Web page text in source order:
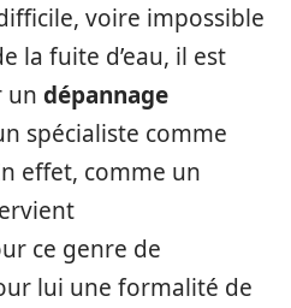
voire impossible
la fuite d’eau, il est
un dépannage
spécialiste comme
effet, comme un
ce genre de
lui une formalité de